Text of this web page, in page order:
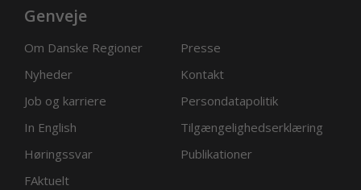
Genveje
Om Danske Regioner
Presse
Nyheder
Kontakt
Job og karriere
Persondatapolitik
In English
Tilgængelighedserklæring
Høringssvar
Publikationer
FAktuelt